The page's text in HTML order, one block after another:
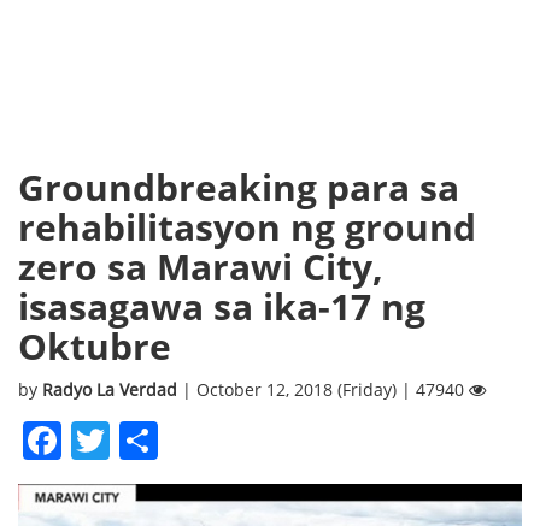
Groundbreaking para sa
rehabilitasyon ng ground
zero sa Marawi City,
isasagawa sa ika-17 ng
Oktubre
by Radyo La Verdad | October 12, 2018 (Friday) | 47940
Facebook
Twitter